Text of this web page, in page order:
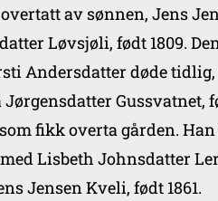
overtatt av sønnen, Jens
Løvsjøli, født 1809.
Andersdatter døde
Gussvatnet,
fikk overta gården.
Lisbeth Johnsdatter
Jensen Kveli, født 1861.